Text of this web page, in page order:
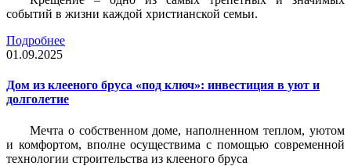
событий в жизни каждой христианской семьи.
Подробнее
01.09.2025
Дом из клееного бруса «под ключ»: инвестиция в уют и
долголетие
Мечта о собственном доме, наполненном теплом, уютом
и комфортом, вполне осуществима с помощью современной
технологии строительства из клееного бруса